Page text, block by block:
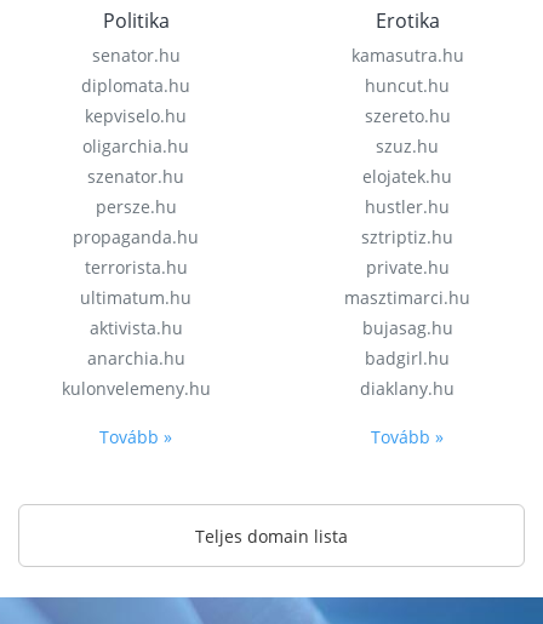
Politika
senator.hu
diplomata.hu
kepviselo.hu
oligarchia.hu
szenator.hu
persze.hu
propaganda.hu
terrorista.hu
ultimatum.hu
aktivista.hu
anarchia.hu
kulonvelemeny.hu
Tovább »
Erotika
kamasutra.hu
huncut.hu
szereto.hu
szuz.hu
elojatek.hu
hustler.hu
sztriptiz.hu
private.hu
masztimarci.hu
bujasag.hu
badgirl.hu
diaklany.hu
Tovább »
Teljes domain lista